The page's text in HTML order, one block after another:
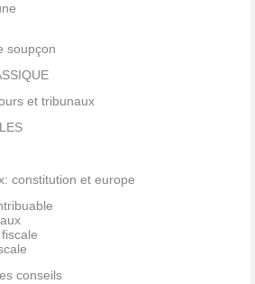
soupçon
et tribunaux
constitution et europe
conseils